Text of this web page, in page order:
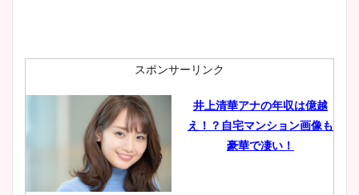
スポンサーリンク
井上清華アナの年収は億越
え！？自宅マンション画像も
豪華で凄い！